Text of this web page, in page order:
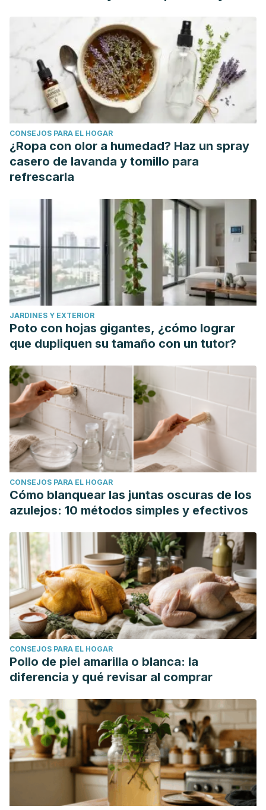
https://doi.org/10.1155/2015/925631
Rahimi VB, Ajam F, Rakhshandeh H, Askari VR. A
Pharmacological Review onPortulaca oleraceaL.: Focusing
on Anti-Inflammatory, Anti- Oxidant, Immuno-Modulatory
and Antitumor Activities.J Pharmacopuncture. 2019;22(1):7–
15. doi:10.3831/KPI.2019.22.001
Uddin MK, Juraimi AS, Hossain MS, Nahar MA, Ali ME,
Rahman MM. Purslane weed (Portulaca oleracea): a
prospective plant source of nutrition, omega-3 fatty acid,
and antioxidant attributes.
2014;2014:951019. Published 2014 Feb 10.
Sedighi M, Bahmani M, Asgary S, Beyranvand F, Rafieian-
Kopaei M. A review of plant-based compounds and
medicinal plants effective on atherosclerosis.
J Res Med
. 2017;22:30. Published 2017 Mar 15. doi:10.4103/1735-
1995.202151
Khodadadi H, Pakdel R, Khazaei M, Niazmand S, Bavarsad
K, Hadjzadeh MA. A comparison of the effects ofPortulaca
oleraceaseeds hydro-alcoholic extract and Vitamin C on
biochemical, hemodynamic and functional parameters in
cardiac tissue of rats with subclinical
hyperthyroidism.
Avicenna J Phytomed
. 2018;8(2):161–169.
Yang X, Yan Y, Li J, et al. Protective effects of ethanol
extract from Portulaca oleracea L on dextran sulphate
sodium-induced mice ulcerative colitis involving anti-
inflammatory and antioxidant.Am J Transl Res
2016;8(5):2138–2148. Published 2016 May 15.
Ramadan BK, Schaalan MF, Tolba AM. Hypoglycemic and
pancreatic protective effects of Portulaca oleracea extract
in alloxan induced diabetic rats.
Med. 2017;17(1):37. Published 2017 Jan 11.
doi:10.1186/s12906-016-1530-1
Mousavi S M, Bagheri G, Saeidi S. Antibacterial Activities of
the Hydroalcoholic Extract ofPortulacaoleraceaLeaves
and Seeds in Sistan Region, Southeastern Iran, Int J Infect.
2015 ; 2(2):e23214.doi: 10.17795/iji-23214 .
Jaiswal, G. (2018). Purslane in Cosmetics: A
Review.International Journal of Science and Research
(IJSR), 7(11), 1341–1344. Retrieved from
https://www.ijsr.net/archive/v7i11/ART20193014.pdf
Dkhil, M. A., Moniem, A. E. A., Al-Quraishy, S., & Saleh, R. A.
(2011). Antioxidant effect of purslane (Portulaca oleracea)
and its mechanism of action.Journal of Medicinal Plants
Research,5(9), 1589–1593.
CONSEJOS PARA EL HOGAR
¿Ropa con olor a humedad? Haz un spray
casero de lavanda y tomillo para
refrescarla
JARDINES Y EXTERIOR
Poto con hojas gigantes, ¿cómo lograr
que dupliquen su tamaño con un tutor?
CONSEJOS PARA EL HOGAR
Cómo blanquear las juntas oscuras de los
azulejos: 10 métodos simples y efectivos
CONSEJOS PARA EL HOGAR
Pollo de piel amarilla o blanca: la
diferencia y qué revisar al comprar